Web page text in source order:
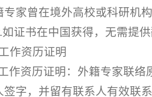
专家曾在境外高校或科研机
如证书在中国获得，无需提
作资历证明
作资历证明：外籍专家联
签字，并留有联系人有效联